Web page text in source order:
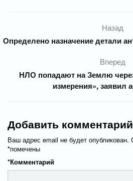
Назад
Определено назначение детали
Вперед
НЛО попадают на Землю
измерения», заявил
Добавить комментарий
Ваш адрес email не будет опубликован.
помечены
*
Комментарий
*